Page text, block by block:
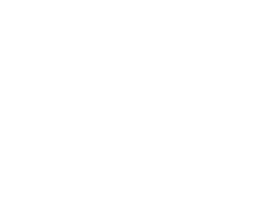
- Flere links